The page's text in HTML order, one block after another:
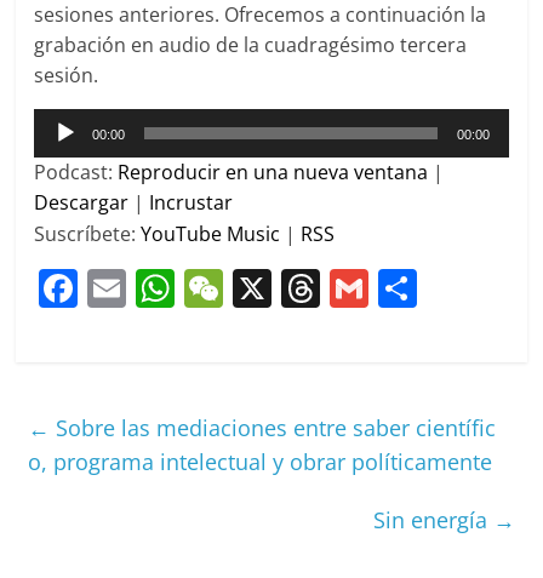
sesiones anteriores. Ofrecemos a continuación la
grabación en audio de la cuadragésimo tercera
sesión.
Reproductor
de
audio
00:00 00:00
Podcast: Reproducir en una nueva ventana |
Descargar | Incrustar
Suscríbete:YouTube Music | RSS
F
b
o
E W
A
p
W
at
X T
d
s
G
ar
tir
← Sobre las mediaciones entre saber científic
o, programa intelectual y obrar políticamente
Sin energía →